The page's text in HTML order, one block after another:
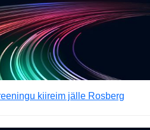
kiireim jälle Rosberg